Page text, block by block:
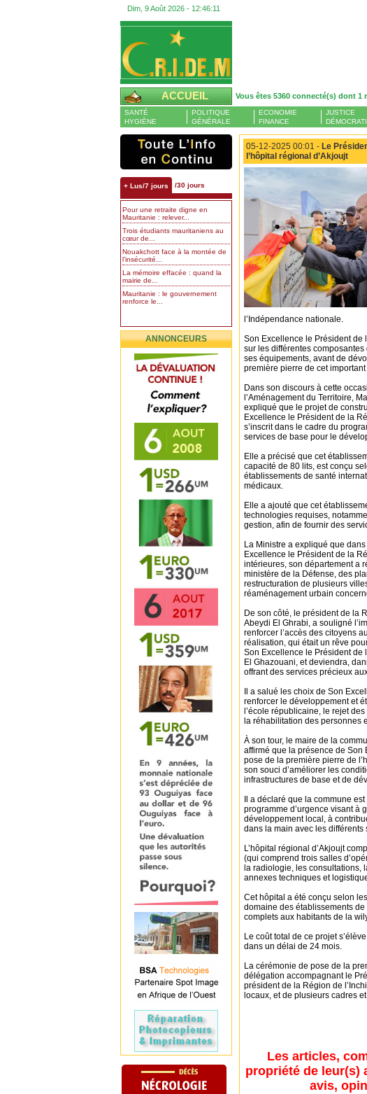
Dim, 9 Août 2026 - 12:46:12
ACCUEIL Vous êtes 5360 connecté(s) dont 1
SANTÉ
HYGIÈNE
POLITIQUE
GÉNÉRALE
ECONOMIE
FINANCE
JUSTICE
+ Lus/7 jours /30 jours
Pour une retraite digne en
Mauritanie : relever...
Trois étudiants mauritaniens au
cœur de...
Nouakchott face à la montée de
l’insécurité...
La mémoire effacée : quand la
mairie de...
Mauritanie : le gouvernement
renforce le...
ANNONCEURS
05-12-2025 00:01 - Le
l’hôpital régional d’Akjoujt
l’Indépendance nationale.
Son Excellence le Président
sur les différentes
ses équipements, avant de
première pierre de cet
Dans son discours à cette
l’Aménagement du Territoire,
expliqué que le projet de
Excellence le Président de la
s’inscrit dans le cadre du
services de base pour le
Elle a précisé que cet
capacité de 80 lits, est conçu
établissements de santé
médicaux.
Elle a ajouté que cet
technologies requises,
gestion, afin de fournir des
La Ministre a expliqué que
Excellence le Président de la
intérieures, son département a
ministère de la Défense, des
restructuration de plusieurs
réaménagement urbain
De son côté, le président de la
Abeydi El Ghrabi, a souligné
renforcer l’accès des citoyens
réalisation, qui était un rêve
Son Excellence le Président
El Ghazouani, et deviendra,
offrant des services précieux
Il a salué les choix de Son
renforcer le développement et
l’école républicaine, le rejet
la réhabilitation des personnes
À son tour, le maire de la
affirmé que la présence de
pose de la première pierre de
son souci d’améliorer les
infrastructures de base et de
Il a déclaré que la commune
programme d’urgence visant à
développement local, à
dans la main avec les
L’hôpital régional d’Akjoujt
(qui comprend trois salles
la radiologie, les consultations,
annexes techniques et
Cet hôpital a été conçu selon
domaine des établissements
complets aux habitants de la
Le coût total de ce projet
dans un délai de 24 mois.
La cérémonie de pose de la
délégation accompagnant le
président de la Région de
locaux, et de plusieurs cadres
Les articles,
propriété de leur(s)
avis,